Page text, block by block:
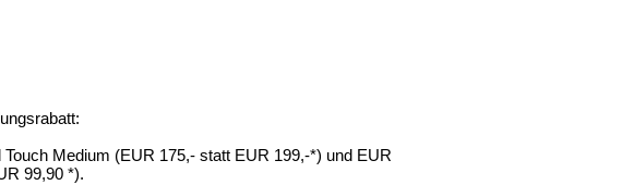
Medium (EUR 175,- statt EUR 199,-*) und EUR
99,90 *).